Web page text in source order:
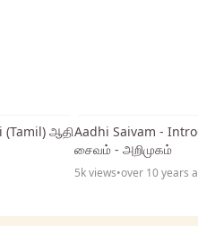
(Tamil) ஆதிAadhi Saivam -
சைவம் - அறிமுகம்
5k views•over 10 years